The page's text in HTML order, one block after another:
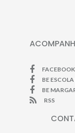
BE
BE
RSS